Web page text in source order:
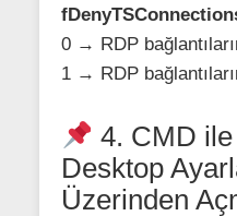
0 → RDP
1 → RDP
4. CMD
Desktop
Üzerinden